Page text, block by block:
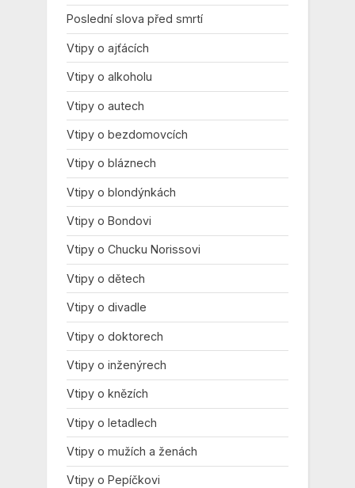
Poslední slova před smrtí
Vtipy o ajťácích
Vtipy o alkoholu
Vtipy o autech
Vtipy o bezdomovcích
Vtipy o bláznech
Vtipy o blondýnkách
Vtipy o Bondovi
Vtipy o Chucku Norissovi
Vtipy o dětech
Vtipy o divadle
Vtipy o doktorech
Vtipy o inženýrech
Vtipy o knězích
Vtipy o letadlech
Vtipy o mužích a ženách
Vtipy o Pepíčkovi